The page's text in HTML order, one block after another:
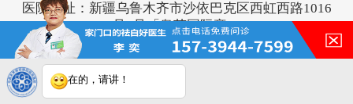
医院地址：新疆乌鲁木齐市沙依巴克区西虹西路1016
号1号「奥莱国际旁」
版权所有：乌鲁木齐新军都皮肤病医院
新ICP备16001749号-2
注：本网站信息仅供参考，不能作为诊断及医疗依
据，服用药物或进行治疗时请遵医嘱。如有转载或引
在的，请讲！